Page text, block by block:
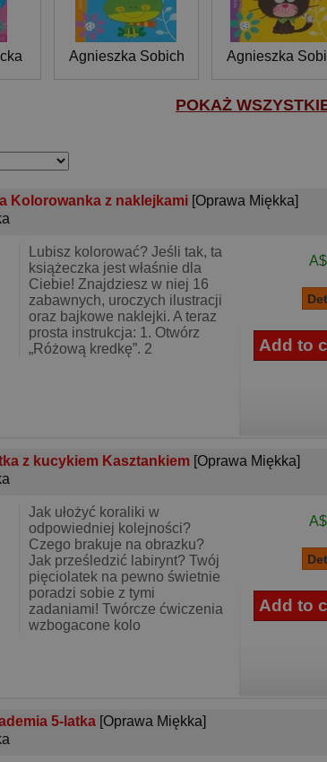
Agnieszka Sobich Agnieszka
POKAŻ
Kolorowanka z naklejkami [Oprawa Miękka]
Lubisz kolorować? Jeśli tak, ta
książeczka jest właśnie dla
Ciebie! Znajdziesz w niej 16
zabawnych, uroczych ilustracji
oraz bajkowe naklejki. A teraz
prosta instrukcja: 1. Otwórz
„Różową kredkę”. 2
z kucykiem Kasztankiem [Oprawa Miękka]
Jak ułożyć koraliki w
odpowiedniej kolejności?
Czego brakuje na obrazku?
Jak prześledzić labirynt? Twój
pięciolatek na pewno świetnie
poradzi sobie z tymi
zadaniami! Twórcze ćwiczenia
wzbogacone kolo
5-latka [Oprawa Miękka]